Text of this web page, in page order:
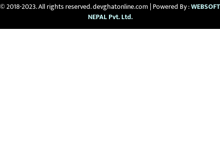
© 2018-2023. All rights reserved. devghatonline.com | Powered By :WEBSOFT
NEPAL Pvt. Ltd.